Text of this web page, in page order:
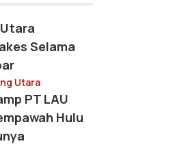
Selama
Utara
PT LAU
Hulu